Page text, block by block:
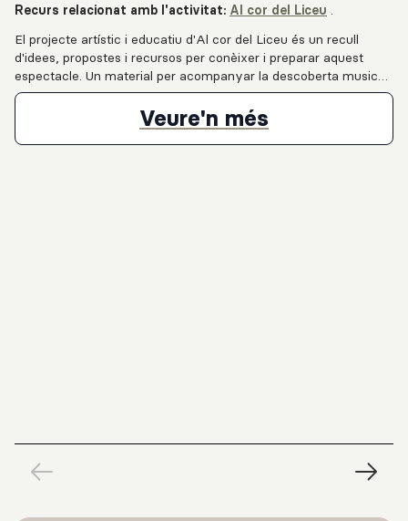
Recurs relacionat amb l'activitat: Al cor del Liceu .
El projecte artístic i educatiu d'Al cor del Liceu és un recull
d'idees, propostes i recursos per conèixer i preparar aquest
espectacle. Un material per acompanyar la descoberta musical
i per inspirar la creació de projectes interdisciplinaris.
Veure'n més